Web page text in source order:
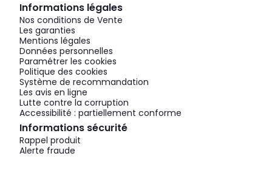
Informations légales
Nos conditions de Vente
Les garanties
Mentions légales
Données personnelles
Paramétrer les cookies
Politique des cookies
Système de recommandation
Les avis en ligne
Lutte contre la corruption
Accessibilité : partiellement conforme
Informations sécurité
Rappel produit
Alerte fraude